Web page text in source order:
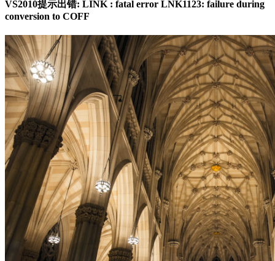
VS2010提示出错: LINK : fatal error LNK1123: failure during
conversion to COFF